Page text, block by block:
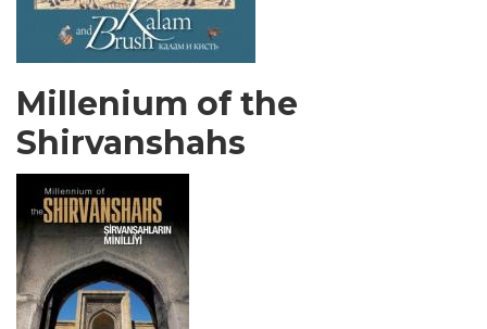
Millenium of the
Shirvanshahs